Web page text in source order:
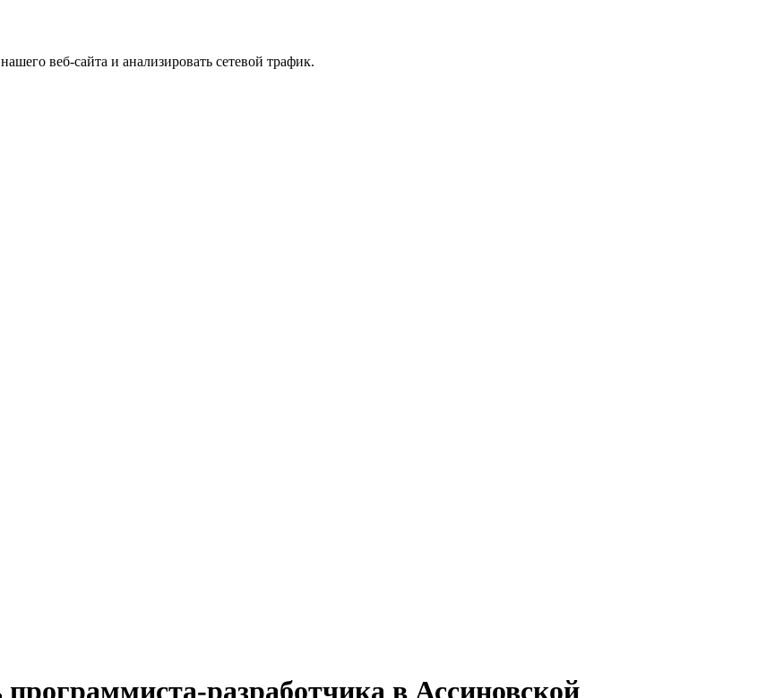
веб-сайта и анализировать сетевой трафик.
разработчика в Ассиновской